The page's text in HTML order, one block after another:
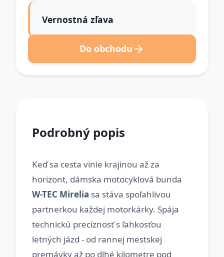
Vernostná zľava
Do obchodu
Podrobný popis
Keď sa cesta vinie krajinou až za
horizont, dámska motocyklová bunda
W-TEC Mirelia sa stáva spoľahlivou
partnerkou každej motorkárky. Spája
technickú precíznosť s ľahkosťou
letných jázd - od rannej mestskej
premávky až po dlhé kilometre pod